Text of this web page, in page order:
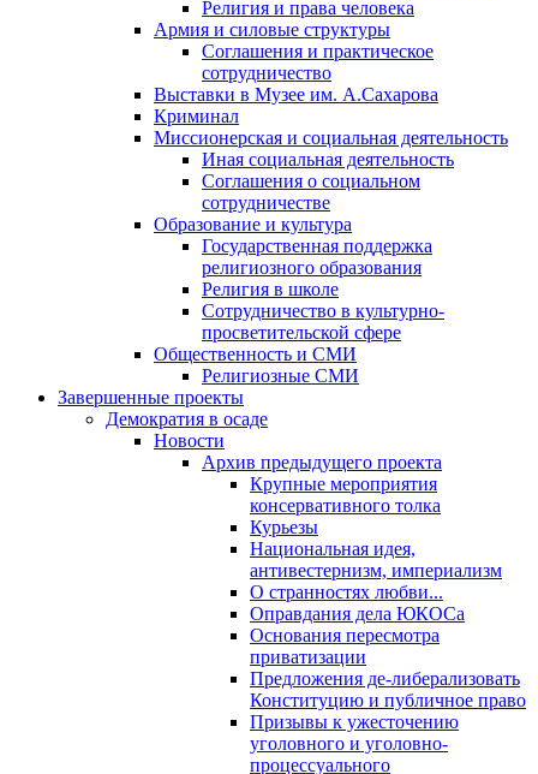
Религия и права человека
Армия и силовые структуры
Соглашения и практическое
сотрудничество
Выставки в Музее им. А.Сахарова
Криминал
Миссионерская и социальная деятельность
Иная социальная деятельность
Соглашения о социальном
сотрудничестве
Образование и культура
Государственная поддержка
религиозного образования
Религия в школе
Сотрудничество в культурно-
просветительской сфере
Общественность и СМИ
Религиозные СМИ
Завершенные проекты
Демократия в осаде
Новости
Архив предыдущего проекта
Крупные мероприятия
консервативного толка
Курьезы
Национальная идея,
антивестернизм, империализм
О странностях любви...
Оправдания дела ЮКОСа
Основания пересмотра
приватизации
Предложения де-либерализовать
Конституцию и публичное право
Призывы к ужесточению
уголовного и уголовно-
процессуального